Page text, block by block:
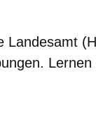
Landesamt